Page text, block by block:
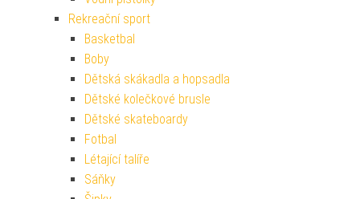
Rekreační sport
Basketbal
Boby
Dětská skákadla a hopsadla
Dětské kolečkové brusle
Dětské skateboardy
Fotbal
Létající talíře
Sáňky